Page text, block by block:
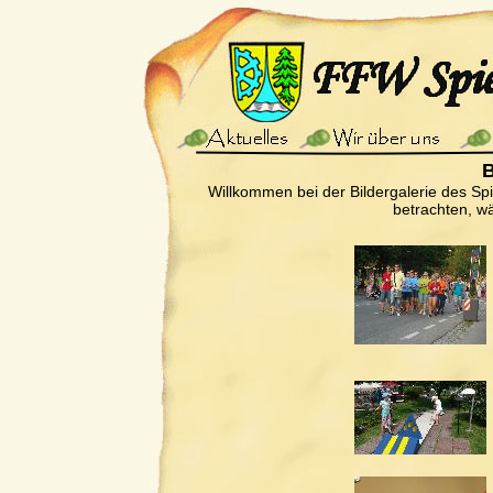
Willkommen bei der Bildergalerie des
betrachten,